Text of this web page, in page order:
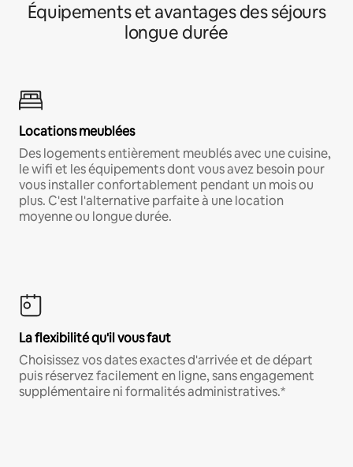
Équipements et avantages des séjours
longue durée
Locations meublées
Des logements entièrement meublés avec une cuisine,
le wifi et les équipements dont vous avez besoin pour
vous installer confortablement pendant un mois ou
plus. C'est l'alternative parfaite à une location
moyenne ou longue durée.
La flexibilité qu'il vous faut
Choisissez vos dates exactes d'arrivée et de départ
puis réservez facilement en ligne, sans engagement
supplémentaire ni formalités administratives.*